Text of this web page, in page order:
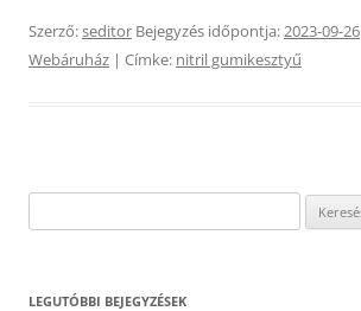
Szerző:seditor Bejegyzés időpontja:2023-09-26
Webáruház | Címke: nitril gumikesztyű
LEGUTÓBBI BEJEGYZÉSEK